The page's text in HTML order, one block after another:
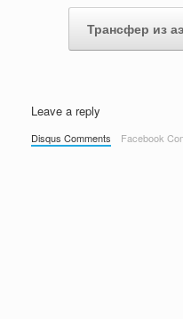
Трансфер из
Leave a reply
Disqus Comments Facebook